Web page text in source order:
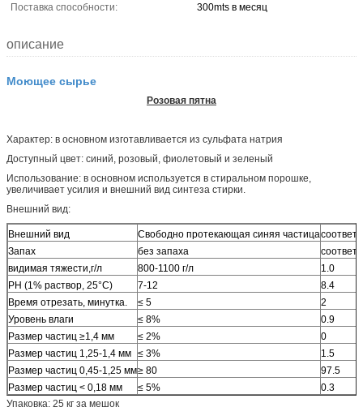
Поставка способности:
300mts в месяц
описание
Моющее сырье
Розовая пятна
Характер: в основном изготавливается из сульфата натрия
Доступный цвет: синий, розовый, фиолетовый и зеленый
Использование: в основном используется в стиральном порошке,
увеличивает усилия и внешний вид синтеза стирки.
Внешний вид:
Внешний вид Свободно протекающая синяя частица
Запах
без запаха
видимая тяжести,г/л
800-1100 г/л
1.0
PH (1% раствор, 25°C)
7-12
8.4
Время отрезать, минутка.
≤ 5
2
Уровень влаги
≤ 8%
0.9
Размер частиц ≥1,4 мм
≤ 2%
0
Размер частиц 1,25-1,4 мм ≤ 3%
1.5
Размер частиц 0,45-1,25 мм≥ 80
97.5
Размер частиц < 0,18 мм
≤ 5%
0.3
Упаковка: 25 кг за мешок